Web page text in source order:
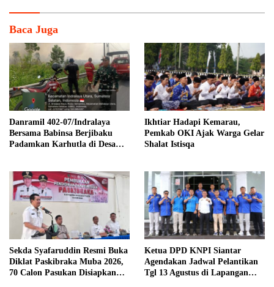
Baca Juga
Danramil 402-07/Indralaya
Bersama Babinsa Berjibaku
Padamkan Karhutla di Desa
Ikhtiar Hadapi Kemarau,
Pemkab OKI Ajak Warga Gelar
Shalat Istisqa
Sekda Syafaruddin Resmi Buka
Diklat Paskibraka Muba 2026,
70 Calon Pasukan Disiapkan
Ketua DPD KNPI Siantar
Agendakan Jadwal Pelantikan
Tgl 13 Agustus di Lapangan